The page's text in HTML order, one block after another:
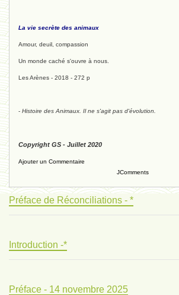
La vie secrète des animaux
Amour, deuil, compassion
Un monde caché s'ouvre à nous.
Les Arènes - 2018 - 272 p
- Histoire des Animaux. Il ne s'agit pas d'évolution.
Copyright GS - Juillet 2020
Ajouter un Commentaire
JComments
Préface de Réconciliations - *
Introduction -*
Préface - 14 novembre 2025